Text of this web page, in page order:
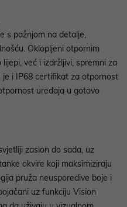
s pažnjom na detalje,
Oklopljeni otpornim
već i izdržljivi, spremni za
je i IP68 certifikat za otpornost
uređaja u gotovo
zaslon do sada, uz
okvire koji maksimiziraju
pruža neusporedive boje i
uz funkciju Vision